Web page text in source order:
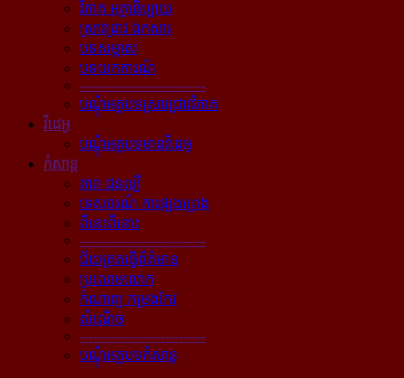
វិភាគ អត្ថាធិប្បាយ
ស្រាវជ្រាវ ឯកសារ
បទសម្ភាស
បទយកការណ៍
----------------------------
បណ្ដុំអត្ថបទស្រាវជ្រាវវិភាគ
វីដេអូ
បណ្ដុំអត្ថបទមានវីដេអូ
កំសាន្ដ
តារា ជនល្បី
ទេសចរណ៍ ការផ្សងព្រេង
ពីនេះពីនោះ
----------------------------
ជ័យគ្រតធ្វើព័ត៌មាន
ប្រលោមលោក
កំណាព្យ កម្រងកែវ
សំណើច
----------------------------
បណ្ដុំអត្ថបទកំសាន្ដ